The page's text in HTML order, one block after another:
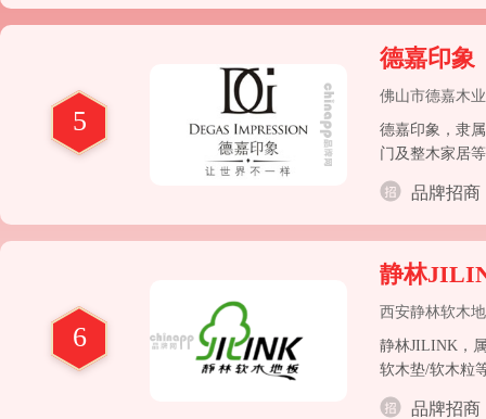
5
德嘉印象
佛山市德嘉木
德嘉印象，隶
门及整木家居
品牌招商
6
静林
西安静林软木
静林JILINK，
软木垫/软木粒
品牌招商